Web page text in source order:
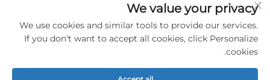
نبذة عن الشركة
نبذة عن الشركة
We value your privacy
We use cookies and similar tools to provide our services.
If you don't want to accept all cookies, click Personalize
cookies.